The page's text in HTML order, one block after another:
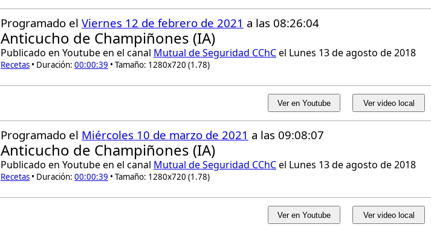
Programado el Viernes 12 de febrero de 2021 a las 08:26:04
Anticucho de Champiñones (IA)
Publicado en Youtube en el canal Mutual de Seguridad CChCel Lunes 13 de agosto de 2018
Recetas • Duración: 00:00:39 • Tamaño: 1280x720 (1.78)
Ver video local
Ver en Youtube
Programado el Miércoles 10 de marzo de 2021 a las 09:08:07
Anticucho de Champiñones (IA)
Publicado en Youtube en el canal Mutual de Seguridad CChCel Lunes 13 de agosto de 2018
Recetas • Duración: 00:00:39 • Tamaño: 1280x720 (1.78)
Ver video local
Ver en Youtube